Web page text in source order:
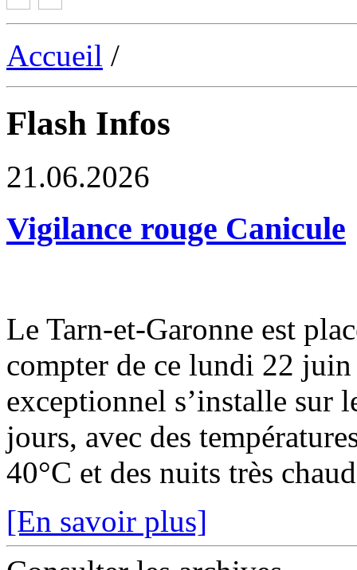
Accueil /
Flash Infos
21.06.2026
Vigilance rouge Canicule
Le Tarn-et-Garonne est
compter de ce lundi 22
exceptionnel s’installe sur
jours, avec des
40°C et des nuits très
[En savoir plus]